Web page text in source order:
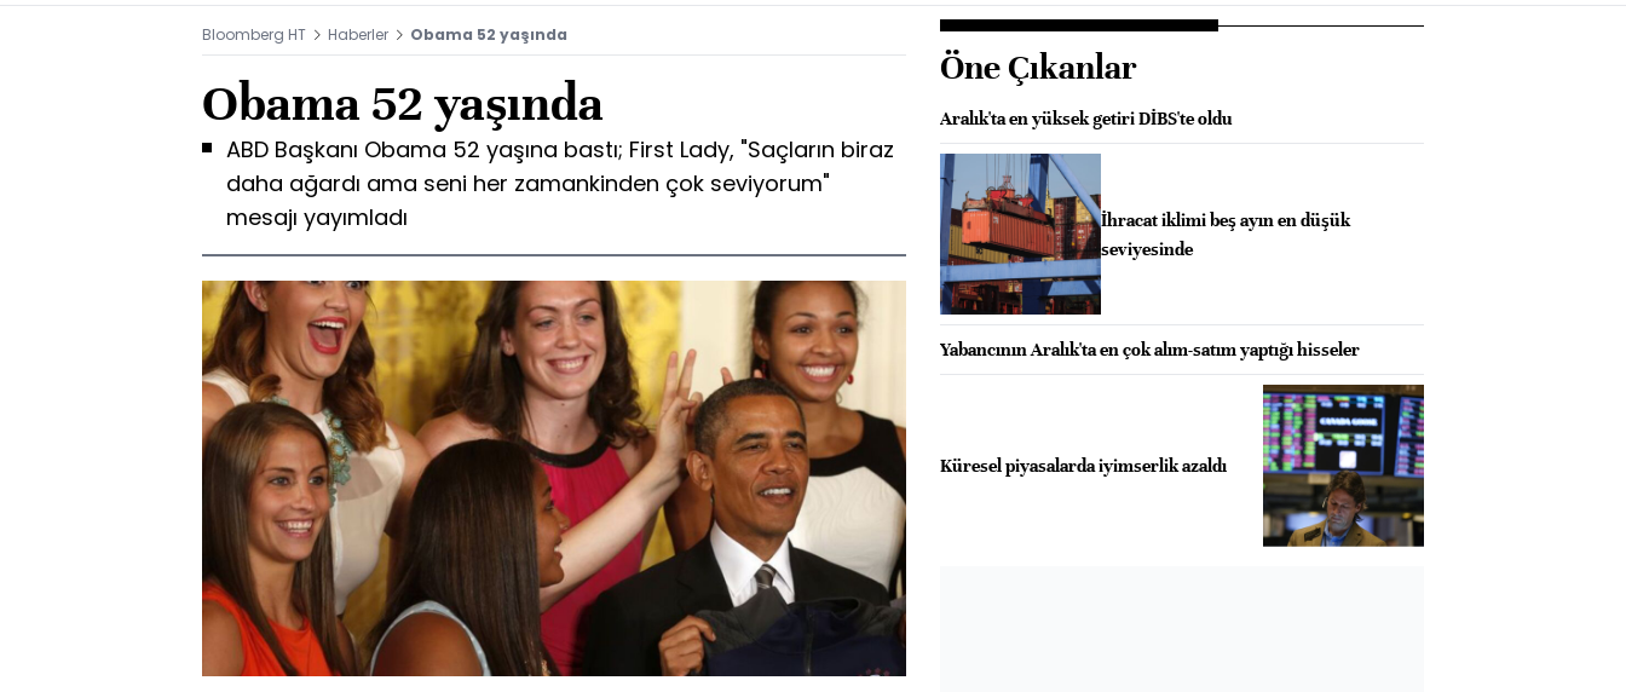
Bloomberg HT Haberler Obama 52 yaşında
Obama 52 yaşında
ABD Başkanı Obama 52 yaşına bastı; First Lady, "Saçların biraz
daha ağardı ama seni her zamankinden çok seviyorum"
mesajı yayımladı
Öne Çıkanlar
Aralık'ta en yüksek getiri DİBS'te oldu
İhracat iklimi beş ayın en düşük
seviyesinde
Yabancının Aralık'ta en çok alım-satım yaptığı hisseler
Küresel piyasalarda iyimserlik azaldı